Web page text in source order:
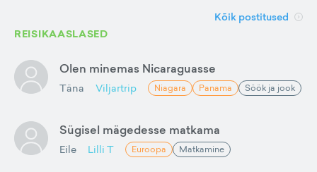
Kõik postitused
REISIKAASLASED
Olen minemas Nicaraguasse
Täna Viljartrip Niagara Panama Söök ja jook
Sügisel mägedesse matkama
Eile Lilli T Euroopa Matkamine